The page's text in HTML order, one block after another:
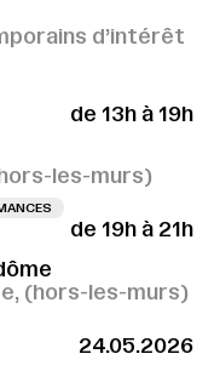
d’intérêt
de 13h à 19h
les-murs)
de 19h à 21h
(hors-les-murs)
24.05.2026